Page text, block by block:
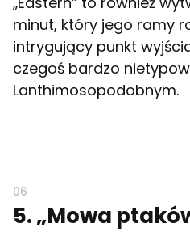
minut, który jego ramy
intrygujący punkt
czegoś bardzo
Lanthimosopodobnym.
5. „Mowa